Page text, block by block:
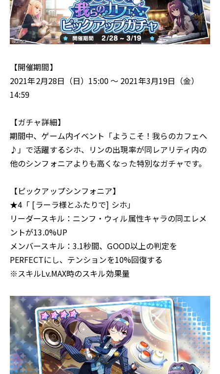
【開催期間】
2021年2月28日（日）15:00 〜 2021年3月19日（金）
14:59
【ガチャ詳細】
期間中、ゲーム内イベント「ようこそ！我らのカフェへ
♪」で活躍するシホ、リンの出現率が同レアリティ内の
他のシンフォニアよりも高くなった特別なガチャです。
【ピックアップシンフォニア】
★4「 [ラーラ様とふたりで] シホ」
リーダースキル：ニンフ・ウィル属性キャラの同エレメ
ントが13.0%UP
メンバースキル：3.1秒間、GOOD以上の判定を
PERFECTにし、テンションを10%回復する
※スキルLv.MAX時のスキル効果量